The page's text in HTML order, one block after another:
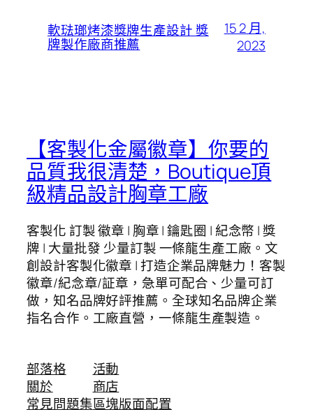
軟琺瑯烤漆獎牌生產設計 獎
牌製作廠商推薦
15 2 月,
2023
【客製化金屬徽章】你要的
品質我很清楚，Boutique頂
級精品設計胸章工廠
客製化 訂製 徽章 | 胸章 | 鑰匙圈 | 紀念幣 | 獎
牌 | 大量批發 少量訂製 一條龍生產工廠。文
創設計客製化徽章 | 打造企業品牌魅力！客製
徽章/紀念章/証章，急單可配合、少量可訂
做，知名品牌好評推薦。全球知名品牌企業
指名合作。工廠直營，一條龍生產製造。
部落格
關於
常見問題集
活動
商店
區塊版面配置